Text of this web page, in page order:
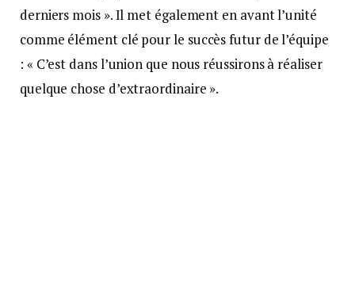
derniers mois ». Il met également en avant l’unité
comme élément clé pour le succès futur de l’équipe
: « C’est dans l’union que nous réussirons à réaliser
quelque chose d’extraordinaire ».